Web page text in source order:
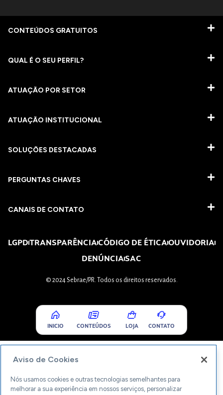
CONTEÚDOS GRATUITOS
QUAL É O SEU PERFIL?
ATUAÇÃO POR SETOR
ATUAÇÃO INSTITUCIONAL
SOLUÇÕES DESTACADAS
PERGUNTAS CHAVES​
CANAIS DE CONTATO
LGPDTRANSPARÊNCIACÓDIGO DE ÉTICAOUVIDORIA
DENÚNCIASAC
© 2024 Sebrae/PR. Todos os direitos reservados.
INICIO CONTEÚDOS LOJA CONTATO
Aviso de Cookies
Nós usamos cookies e outras tecnologias semelhantes para
melhorar a sua experiência em nossos serviços, personalizar